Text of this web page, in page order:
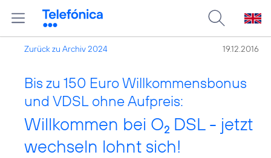
Zurück zu Archiv 2024 19.12.2016
Bis zu 150 Euro Willkommensbonus
und VDSL ohne Aufpreis:
Willkommen bei O2 DSL - jetzt
wechseln lohnt sich!